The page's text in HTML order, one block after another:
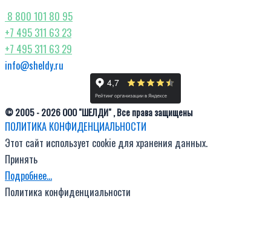
8 800 101 80 95
+7 495 311 63 23
+7 495 311 63 29
info@sheldy.ru
© 2005 - 2026 ООО "ШЕЛДИ" , Все права защищены
ПОЛИТИКА КОНФИДЕНЦИАЛЬНОСТИ
Этот сайт использует cookie для хранения данных.
Принять
Подробнее…
Политика конфиденциальности